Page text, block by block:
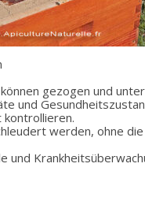
gezogen und
und
kontrollieren.
werden, ohne
und